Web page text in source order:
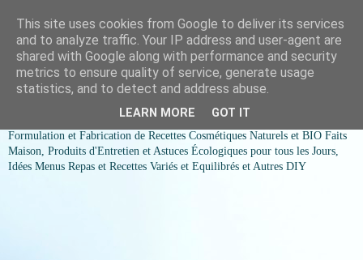
COSMESSENCE BIO Recettes
cosmetiques naturels et Bio et
idées menus variés et équilibrés
Formulation et Fabrication de Recettes Cosmétiques Naturels et BIO Faits
Maison, Produits d'Entretien et Astuces Écologiques pour tous les Jours,
Idées Menus Repas et Recettes Variés et Equilibrés et Autres DIY
This site uses cookies from Google to deliver its services
and to analyze traffic. Your IP address and user-agent are
shared with Google along with performance and security
metrics to ensure quality of service, generate usage
statistics, and to detect and address abuse.
LEARN MORE GOT IT